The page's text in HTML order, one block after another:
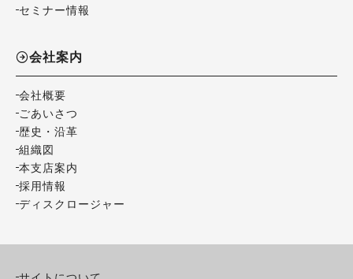
セミナー情報
会社案内
会社概要
ごあいさつ
歴史・沿革
組織図
本支店案内
採用情報
ディスクロージャー